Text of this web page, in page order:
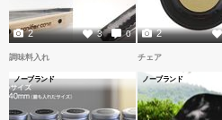
3 0
2 2
調味料入れ
ノーブランド
チェア
ノーブランド